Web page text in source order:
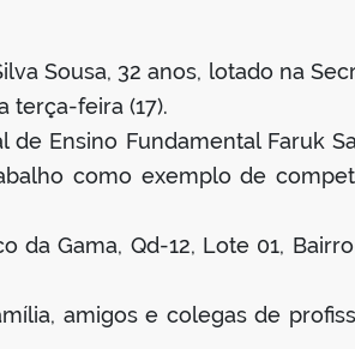
Sousa, 32 anos, lotado na
terça-feira (17).
Ensino Fundamental Faruk
como exemplo de
da Gama, Qd-12, Lote 01,
amigos e colegas de